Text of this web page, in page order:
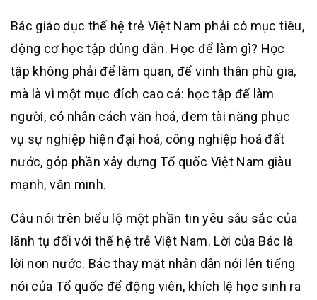
Bác giáo dục thế hệ trẻ Việt Nam phải có mục tiêu,
động cơ học tập đúng đắn. Học để làm gì? Học
tập không phải để làm quan, để vinh thân phù gia,
mà là vì một mục đích cao cả: học tập để làm
người, có nhân cách văn hoá, đem tài năng phục
vụ sự nghiệp hiện đại hoá, công nghiệp hoá đất
nước, góp phần xây dựng Tổ quốc Việt Nam giàu
mạnh, văn minh.
Câu nói trên biểu lộ một phần tin yêu sâu sắc của
lãnh tụ đối với thế hệ trẻ Việt Nam. Lời của Bác là
lời non nước. Bác thay mặt nhân dân nói lên tiếng
nói của Tổ quốc để động viên, khích lệ học sinh ra